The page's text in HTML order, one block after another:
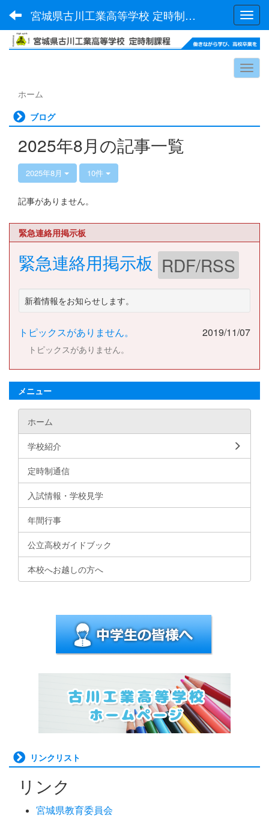
宮城県古川工業高等学校 定時制課程
ホーム
ブログ
2025年8月の記事一覧
2025年8月 10件
記事がありません。
緊急連絡用掲示板
緊急連絡用掲示板 RDF/RSS
新着情報をお知らせします。
トピックスがありません。 2019/11/07
トピックスがありません。
メニュー
ホーム
学校紹介
定時制通信
入試情報・学校見学
年間行事
公立高校ガイドブック
本校へお越しの方へ
リンクリスト
リンク
宮城県教育委員会